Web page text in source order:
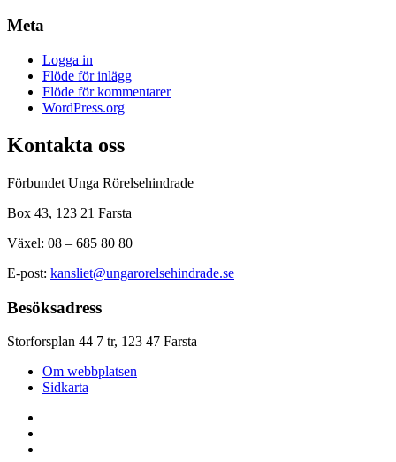
Meta
Logga in
Flöde för inlägg
Flöde för kommentarer
WordPress.org
Kontakta oss
Förbundet Unga Rörelsehindrade
Box 43, 123 21 Farsta
Växel: 08 – 685 80 80
E-post: kansliet@ungarorelsehindrade.se
Besöksadress
Storforsplan 44 7 tr, 123 47 Farsta
Om webbplatsen
Sidkarta